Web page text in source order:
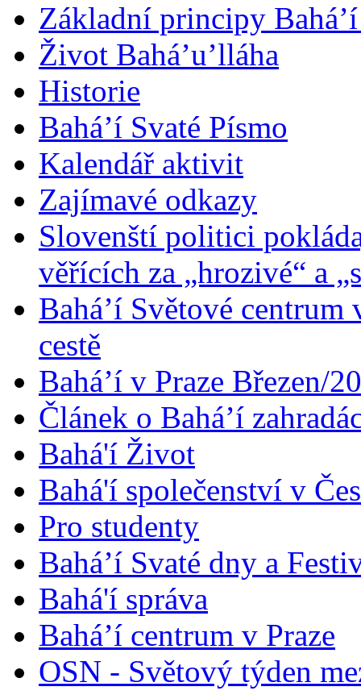
Základní principy
Život Bahá’u’lláha
Historie
Bahá’í Svaté Písmo
Kalendář aktivit
Zajímavé odkazy
Slovenští politici
věřících za „hrozivé“ a
Bahá’í Světové
cestě
Bahá’í v Praze Březen/
Článek o Bahá’í
Bahá'í Život
Bahá'í společenství v
Pro studenty
Bahá’í Svaté dny a
Bahá'í správa
Bahá’í centrum v Praze
OSN - Světový týden